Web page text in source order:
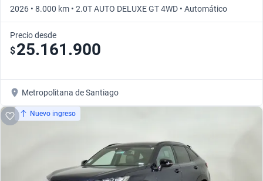
2026 • 8.000 km • 2.0T AUTO DELUXE GT 4WD • Automático
Precio desde
$25.161.900
Metropolitana de Santiago
Nuevo ingreso